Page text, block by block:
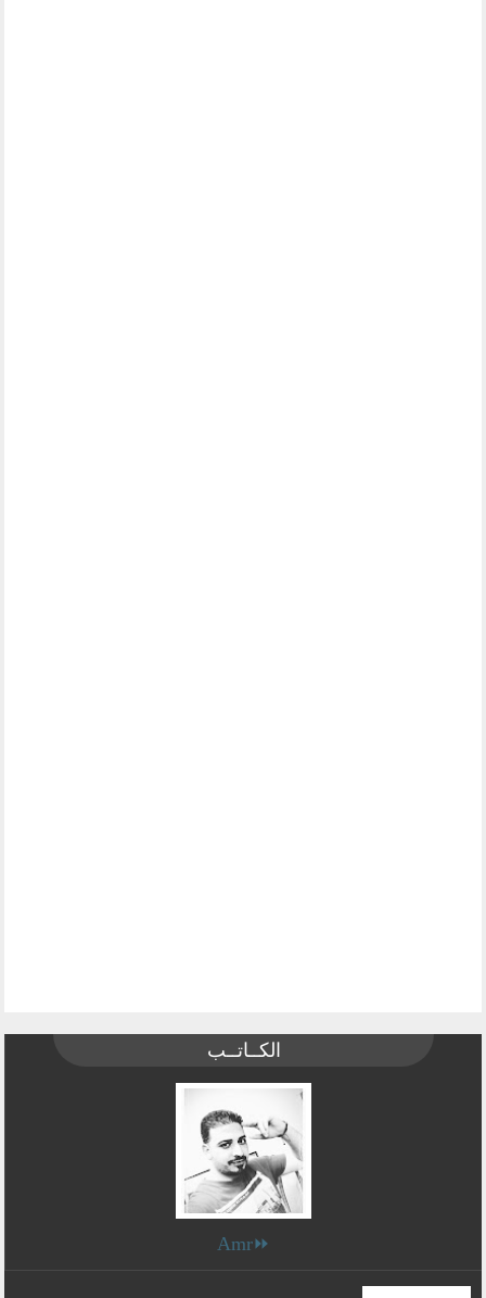
الكــاتــب
⏩Amr